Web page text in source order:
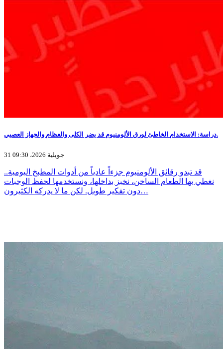
دراسة: الاستخدام الخاطئ لورق الألومنيوم قد يضر الكلى والعظام والجهاز العصبي.
31 جويلية 2026، 09:30
قد تبدو رقائق الألومنيوم جزءاً عادياً من أدوات المطبخ اليومية..
نغطي بها الطعام الساخن، نخبز بداخلها، ونستخدمها لحفظ الوجبات
دون تفكير طويل. لكن ما لا يدركه الكثيرون…